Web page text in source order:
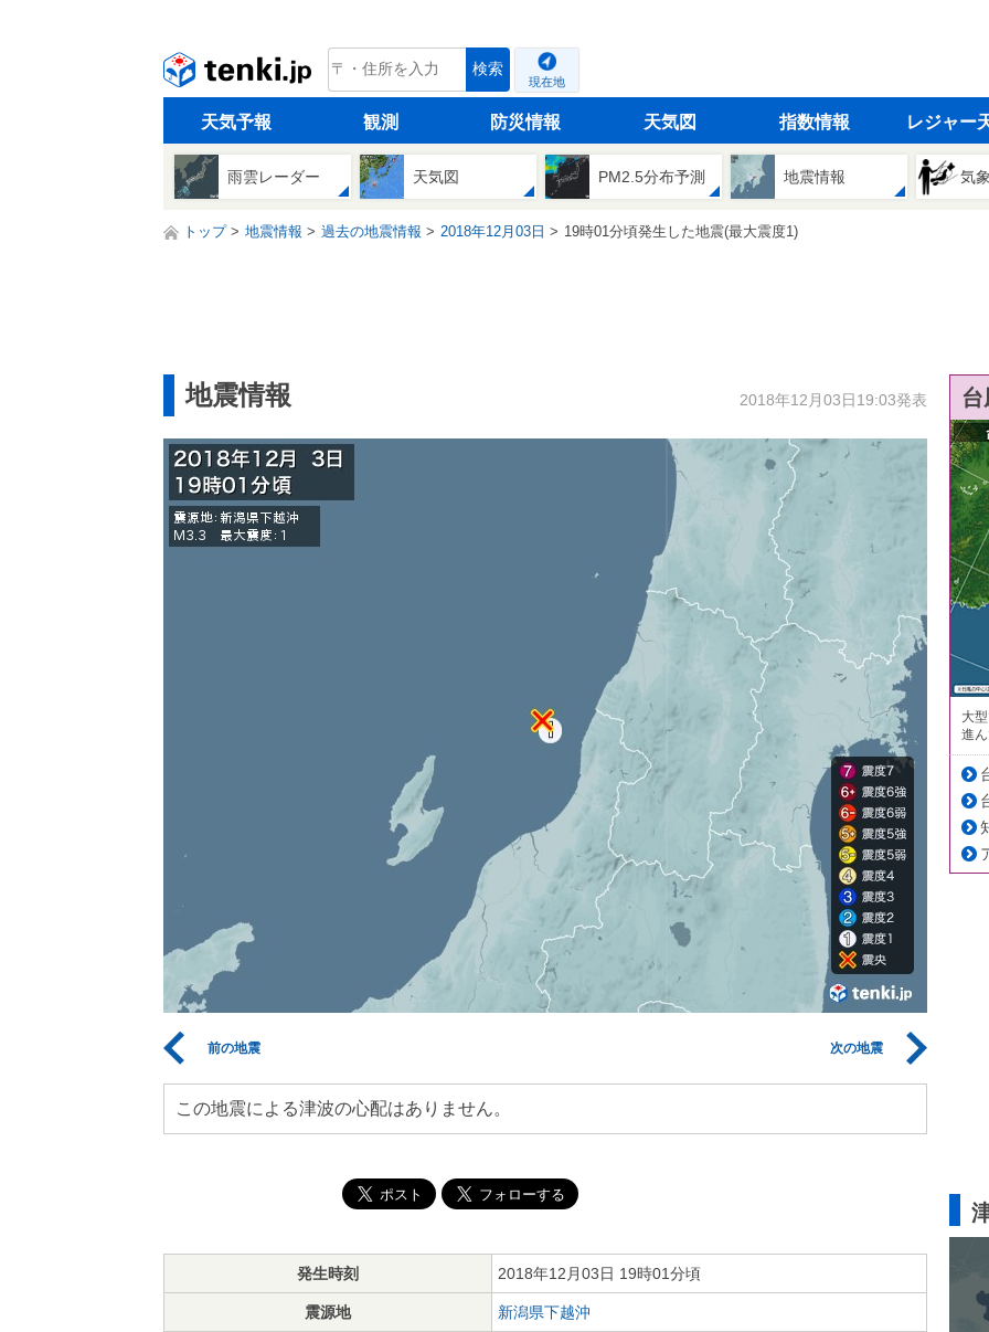
tenki.jp 検索
現在地
天気予報 観測 防災情報 天気図 指数情報 レジャー
雨雲レーダー 天気図 PM2.5分布予測 地震情報 気
トップ 地震情報 過去の地震情報 2018年12月03日 19時01分頃発生した地震(最大震度1)
地震情報 2018年12月03日19:03発表
前の地震 次の地震
この地震による津波の心配はありません。
発生時刻 2018年12月03日 19時01分頃
震源地 新潟県下越沖
大
進